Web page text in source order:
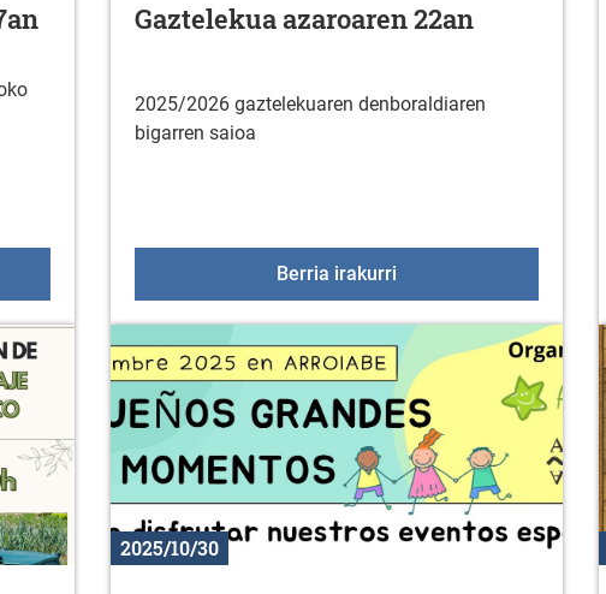
Gaztelekua azaroaren 22an
2025/2026 gaztelekuaren denboraldiaren
bigarren saioa
Berria irakurriGaztelekua azaroaren
2025/10/30